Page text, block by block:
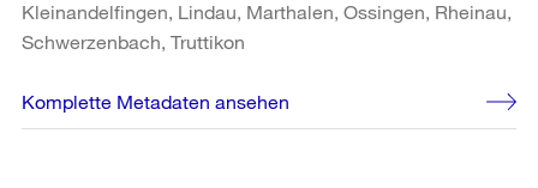
Kleinandelfingen, Lindau, Marthalen, Ossingen, Rheinau,
Schwerzenbach, Truttikon
Komplette Metadaten ansehen